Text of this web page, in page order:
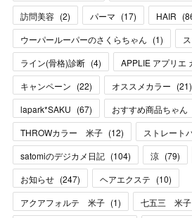
訪問美容 (2) パーマ (17) HAIR (
ウーパールーパーのさくらちゃん (1)
ライン(骨格)診断 (4) APPLIE アプリエ
キャンペーン (22) オススメカラー (21)
lapark*SAKU (67) おすすめ商品ちゃん
THROWカラー 米子 (12) ストレート
satomiのデジカメ日記 (104) 涼 (79)
お知らせ (247) ヘアエクステ (10)
アクアフォルテ 米子 (1) 七五三 米子